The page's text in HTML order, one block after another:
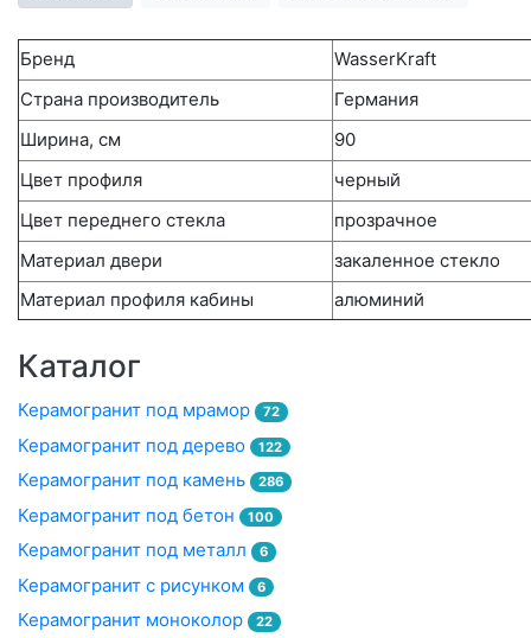
Бренд
WasserKraft
Страна производитель
Германия
Ширина, см
90
Цвет профиля
черный
Цвет переднего стекла
прозрачное
Материал двери
закаленное стекло
Материал профиля кабины
алюминий
Каталог
Керамогранит под мрамор 72
Керамогранит под дерево 122
Керамогранит под камень 286
Керамогранит под бетон 100
Керамогранит под металл 6
Керамогранит с рисунком 6
Керамогранит моноколор 22